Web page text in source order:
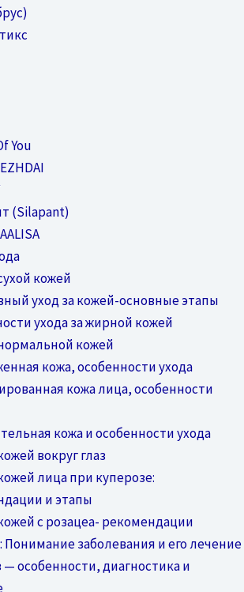
You
(Silapant)
кожей
уход за кожей-основные этапы
ухода за жирной кожей
кожей
кожа, особенности ухода
кожа лица, особенности
кожа и особенности ухода
вокруг глаз
лица при куперозе:
и этапы
с розацеа- рекомендации
Понимание заболевания и его лечение
— особенности, диагностика и